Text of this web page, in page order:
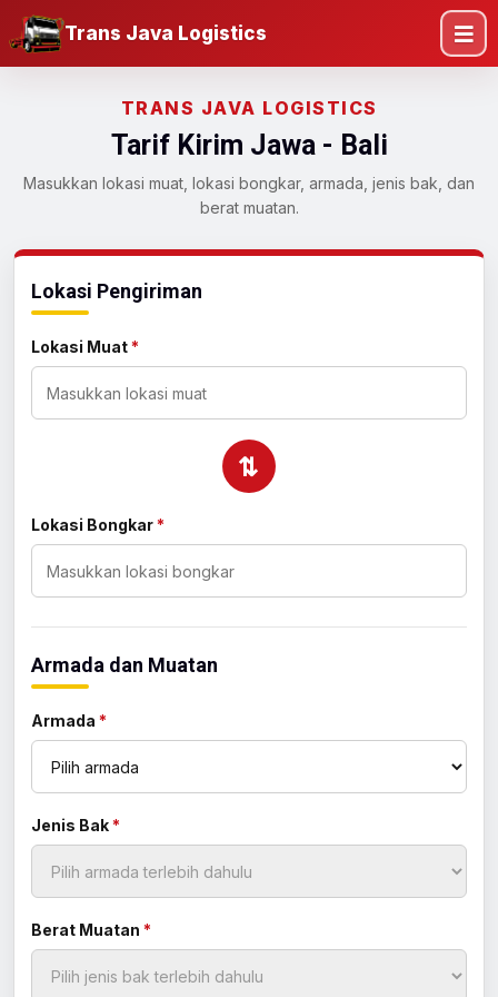
Trans Java Logistics
TRANS JAVA LOGISTICS
Tarif Kirim Jawa - Bali
Masukkan lokasi muat, lokasi bongkar, armada, jenis bak, dan
berat muatan.
Lokasi Pengiriman
Lokasi Muat*
⇄
Lokasi Bongkar*
Armada dan Muatan
Armada *
Jenis Bak*
Berat Muatan *